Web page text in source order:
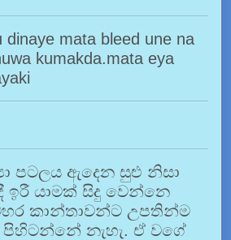
dinaye mata bleed une na
kumakda.mata eya
පටලය ඇදෙන සුළු නිසා
ඉරී යාමක් සිදු වෙන්නෙ
කාන්තාවන්ට උපතින්ම
නැහැ. ඒ වගේ